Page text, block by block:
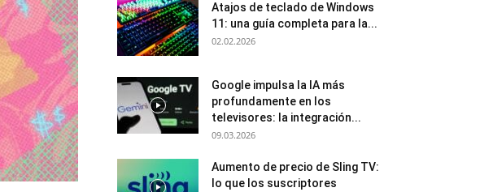
Atajos de teclado de Windows
11: una guía completa para la...
02.02.2026
Google impulsa la IA más
profundamente en los
televisores: la integración...
09.03.2026
Aumento de precio de Sling TV:
lo que los suscriptores